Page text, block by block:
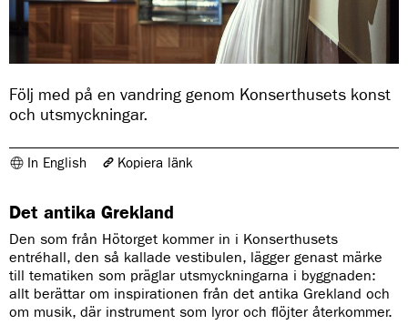
Följ med på en vandring genom Konserthusets konst
och utsmyckningar.
In English Kopiera länk
https://www.konserthuset.se/konserthuset-100-ar/foajeer-och-
konsthantverk/
Det antika Grekland
Den som från Hötorget kommer in i Konserthusets
entréhall, den så kallade vestibulen, lägger genast märke
till tematiken som präglar utsmyckningarna i byggnaden:
allt berättar om inspirationen från det antika Grekland och
om musik, där instrument som lyror och flöjter återkommer.